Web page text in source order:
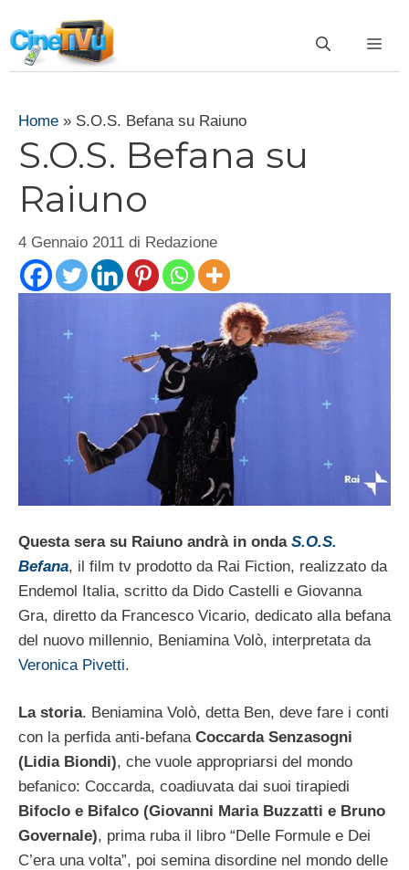
al
contenuto
Home » S.O.S. Befana su Raiuno
S.O.S. Befana su
Raiuno
4 Gennaio 2011 di Redazione
Questa sera su Raiuno andrà in onda S.O.S.
Befana, il film tv prodotto da Rai Fiction, realizzato da
Endemol Italia, scritto da Dido Castelli e Giovanna
Gra, diretto da Francesco Vicario, dedicato alla befana
del nuovo millennio, Beniamina Volò, interpretata da
Veronica Pivetti.
La storia. Beniamina Volò, detta Ben, deve fare i conti
con la perfida anti-befana Coccarda Senzasogni
(Lidia Biondi), che vuole appropriarsi del mondo
befanico: Coccarda, coadiuvata dai suoi tirapiedi
Bifoclo e Bifalco (Giovanni Maria Buzzatti e Bruno
Governale), prima ruba il libro “Delle Formule e Dei
C’era una volta”, poi semina disordine nel mondo delle